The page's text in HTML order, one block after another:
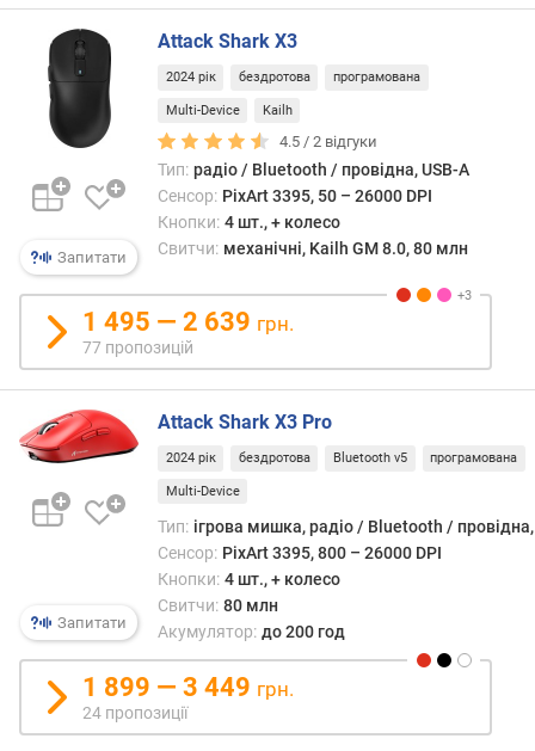
р
о
и
і
д
о
г
и
х
д
о
д
е
ш
х
з
а
в
і
Запитати
Attack Shark X3
2024 рік бездротова програмована
Multi-Device Kailh
4.5 /2 відгуки
Тип: радіо / Bluetooth / провідна, USB-A
Сенсор: PixArt 3395, 50 – 26000 DPI
Кнопки: 4 шт., + колесо
Свитчи: механічні, Kailh GM 8.0, 80 млн
1 495 — 2 639 грн.
77 пропозицій
Запитати
Attack Shark X3 Pro
2024 рік бездротова Bluetooth v5 програмована
Multi-Device
Тип: ігрова мишка, радіо / Bluetooth / провідна,
Сенсор: PixArt 3395, 800 – 26000 DPI
Кнопки: 4 шт., + колесо
Свитчи: 80 млн
Акумулятор: до 200 год
1 899 — 3 449 грн.
24 пропозиції